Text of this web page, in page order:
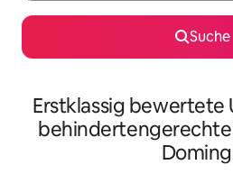
Suche
Erstklassig